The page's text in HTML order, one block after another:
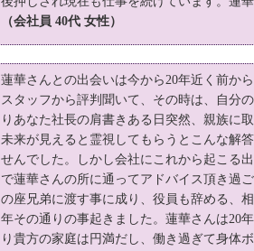
（会社員 40代 女性）
蓮華さんとの出会いは今から20年近く前か
スタッフから評判聞いて、その時は、自分
りあなた社長の肩書きある日突然、親族に
未来が見えると霊視してもらうとこんな解
せんでした。しかし会社にこれから起こる
で蓮華さんの所に通ってアドバイス頂き過
の座兄弟に渡す事に成り、役員も辞める、
年その通りの事起きました。蓮華さんは20
り貴方の家庭は円満だし、働き過ぎて身体